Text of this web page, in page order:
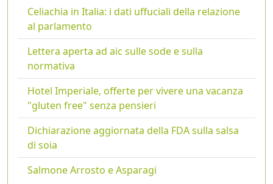
Celiachia in Italia: i dati uffuciali della relazione
al parlamento
Lettera aperta ad aic sulle sode e sulla
normativa
Hotel Imperiale, offerte per vivere una vacanza
"gluten free" senza pensieri
Dichiarazione aggiornata della FDA sulla salsa
di soia
Salmone Arrosto e Asparagi